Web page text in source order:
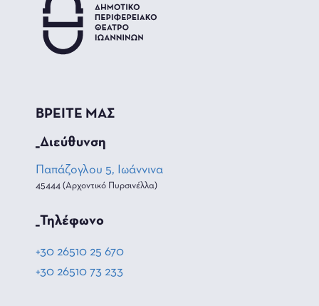
ΒΡΕΙΤΕ ΜΑΣ
_Διεύθυνση
Παπάζογλου 5, Ιωάννινα
45444 (Αρχοντικό Πυρσινέλλα)
_Τηλέφωνο
+30 26510 25 670
+30 26510 73 233